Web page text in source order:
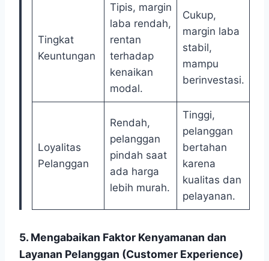
Tingkat
Keuntungan
Tipis, margin
laba rendah,
rentan
terhadap
kenaikan
modal.
Cukup,
margin laba
stabil,
mampu
berinvestasi.
Loyalitas
Pelanggan
Rendah,
pelanggan
pindah saat
ada harga
lebih murah.
Tinggi,
pelanggan
bertahan
karena
kualitas dan
pelayanan.
5. Mengabaikan Faktor Kenyamanan dan
Layanan Pelanggan (Customer Experience)